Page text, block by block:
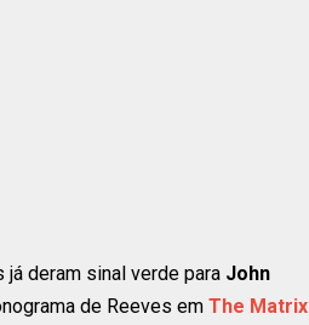
deram sinal verde para John
de Reeves em The Matrix